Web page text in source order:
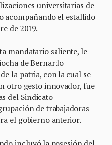
universitarias de
acompañando el estallido
de 2019.
mandatario saliente, le
de Bernardo
la patria, con la cual se
otro gesto innovador, fue
del Sindicato
de trabajadoras
el gobierno anterior.